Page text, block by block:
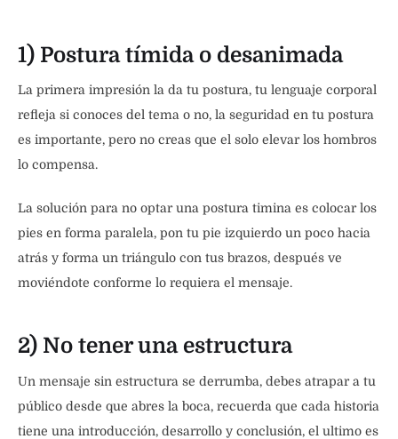
1) Postura tímida o desanimada
La primera impresión la da tu postura, tu lenguaje corporal
refleja si conoces del tema o no, la seguridad en tu postura
es importante, pero no creas que el solo elevar los hombros
lo compensa.
La solución para no optar una postura timina es colocar los
pies en forma paralela, pon tu pie izquierdo un poco hacia
atrás y forma un triángulo con tus brazos, después ve
moviéndote conforme lo requiera el mensaje.
2) No tener una estructura
Un mensaje sin estructura se derrumba, debes atrapar a tu
público desde que abres la boca, recuerda que cada historia
tiene una introducción, desarrollo y conclusión, el ultimo es